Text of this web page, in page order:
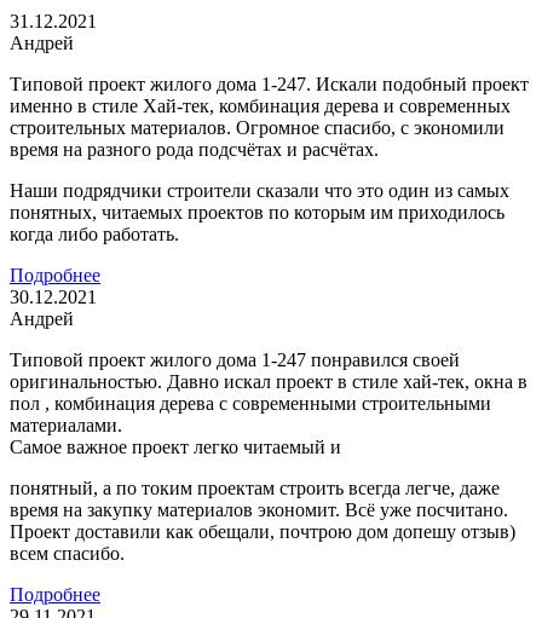
31.12.2021
Андрей
Типовой проект жилого дома 1-247. Искали подобный проект
именно в стиле Хай-тек, комбинация дерева и современных
строительных материалов. Огромное спасибо, с экономили
время на разного рода подсчётах и расчётах.
Наши подрядчики строители сказали что это один из самых
понятных, читаемых проектов по которым им приходилось
когда либо работать.
Подробнее
30.12.2021
Андрей
Типовой проект жилого дома 1-247 понравился своей
оригинальностью. Давно искал проект в стиле хай-тек, окна в
пол , комбинация дерева с современными строительными
материалами.
Самое важное проект легко читаемый и
понятный, а по токим проектам строить всегда легче, даже
время на закупку материалов экономит. Всё уже посчитано.
Проект доставили как обещали, почтрою дом допешу отзыв)
всем спасибо.
Подробнее